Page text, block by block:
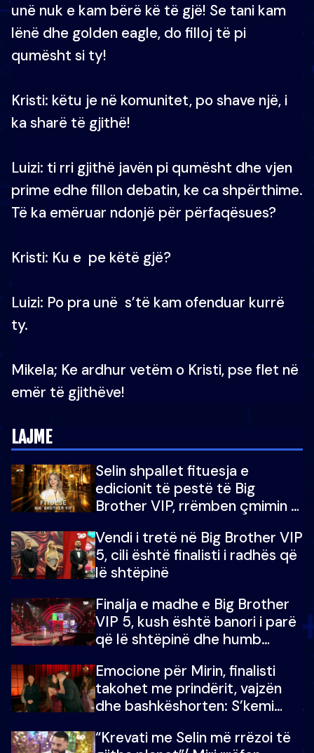
unë nuk e kam bërë kë të gjë! Se tani kam
lënë dhe golden eagle, do filloj të pi
qumësht si ty!
Kristi: këtu je në komunitet, po shave një, i
ka sharë të gjithë!
Luizi: ti rri gjithë javën pi qumësht dhe vjen
prime edhe fillon debatin, ke ca shpërthime.
Të ka emëruar ndonjë për përfaqësues?
Kristi: Ku e pe këtë gjë?
Luizi: Po pra unë s’të kam ofenduar kurrë
ty.
Mikela; Ke ardhur vetëm o Kristi, pse flet në
emër të gjithëve!
LAJME
Selin shpallet fituesja e
edicionit të pestë të Big
Brother VIP, rrëmben çmimin e
Vendi i tretë në Big Brother VIP
5, cili është finalisti i radhës që
lë shtëpinë
Finalja e madhe e Big Brother
VIP 5, kush është banori i parë
që lë shtëpinë dhe humb
çmimin e madh
Emocione për Mirin, finalisti
takohet me prindërit, vajzën
dhe bashkëshorten: S’kemi
“Krevati me Selin më rrëzoi të